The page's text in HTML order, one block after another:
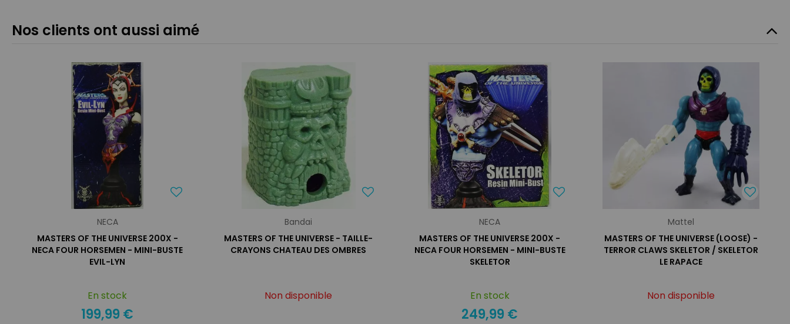
Nos clients ont aussi aimé
NECA
MASTERS OF THE UNIVERSE 200X -
NECA FOUR HORSEMEN - MINI-BUSTE
EVIL-LYN
En stock
199,99 €
Bandai
MASTERS OF THE UNIVERSE - TAILLE-
CRAYONS CHATEAU DES OMBRES
Non disponible
NECA
MASTERS OF THE UNIVERSE 200X -
NECA FOUR HORSEMEN - MINI-BUSTE
SKELETOR
En stock
249,99 €
Mattel
MASTERS OF THE UNIVERSE (LOOSE) -
TERROR CLAWS SKELETOR / SKELETOR
LE RAPACE
Non disponible